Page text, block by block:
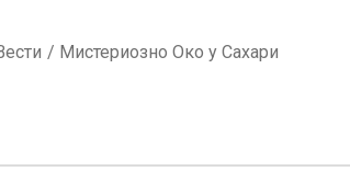
Мистериозно Око у Сахари